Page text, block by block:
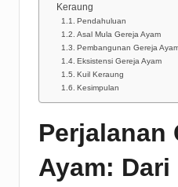
Keraung
Pendahuluan
Asal Mula Gereja Ayam
Pembangunan Gereja
Eksistensi Gereja Ayam
Kuil Keraung
Kesimpulan
Perjalanan
Ayam: Dari